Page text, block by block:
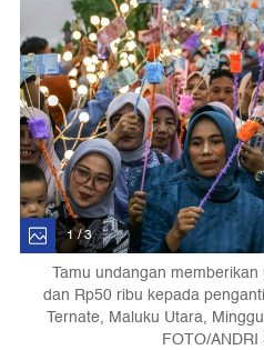
1 / 3
Tamu undangan
dan Rp50 ribu kepada
Ternate, Maluku Utara,
FOTO/ANDRI